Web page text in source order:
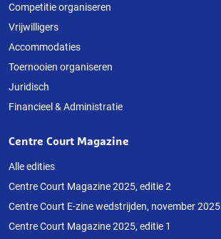
Competitie organiseren
Vrijwilligers
Accommodaties
Toernooien organiseren
Juridisch
Financieel & Administratie
Centre Court Magazine
Alle edities
Centre Court Magazine 2025, editie 2
Centre Court E-zine wedstrijden, november 2025
Centre Court Magazine 2025, editie 1